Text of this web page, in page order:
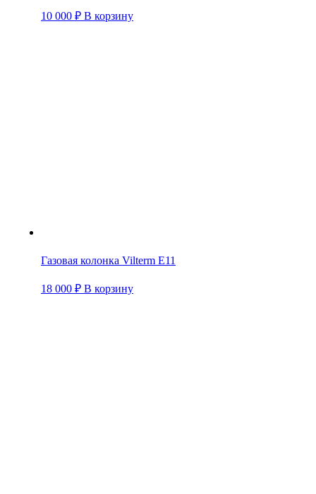
10 000 ₽ В корзину
Газовая колонка Vilterm E11
18 000 ₽ В корзину